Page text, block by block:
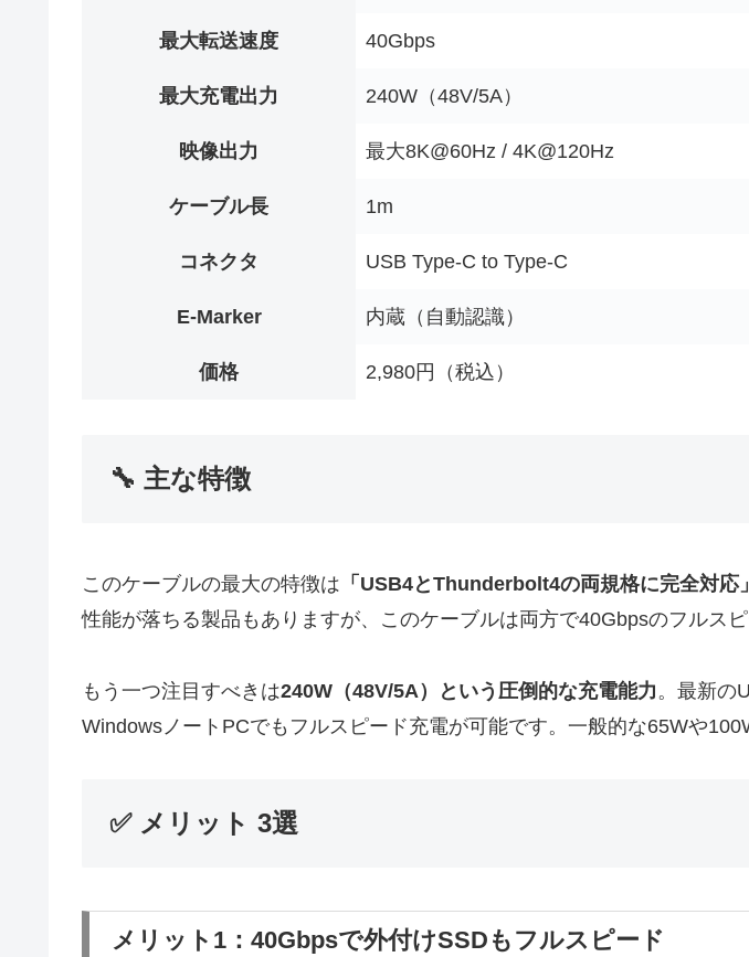
最大転送速度 40Gbps
最大充電出力 240W（48V/5A）
映像出力 最大8K@60Hz / 4K@120Hz
ケーブル長 1m
コネクタ USB Type-C to Type-C
E-Marker 内蔵（自動認識）
価格 2,980円（税込）
🔧 主な特徴
このケーブルの最大の特徴は 「USB4とThunderbolt4の両規格に完全対応」
性能が落ちる製品もありますが、このケーブルは両方で40Gbpsのフルスピ
もう一つ注目すべきは240W（48V/5A）という圧倒的な充電能力 。最新の
WindowsノートPCでもフルスピード充電が可能です。一般的な65Wや
✅ メリット 3選
メリット1：40Gbpsで外付けSSDもフルスピード